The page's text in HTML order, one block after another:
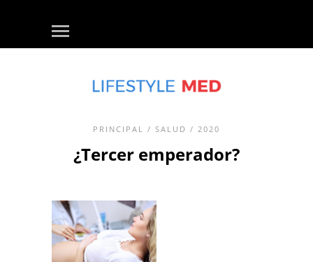
PRINCIPAL / SALUD / 2020
¿Tercer emperador?